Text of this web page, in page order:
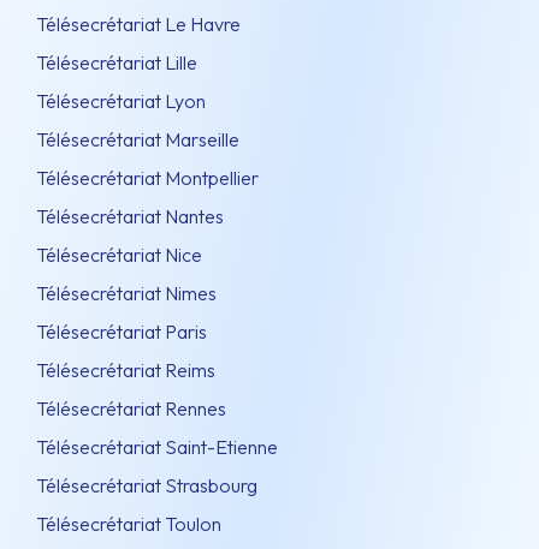
Télésecrétariat Le Havre
Télésecrétariat Lille
Télésecrétariat Lyon
Télésecrétariat Marseille
Télésecrétariat Montpellier
Télésecrétariat Nantes
Télésecrétariat Nice
Télésecrétariat Nimes
Télésecrétariat Paris
Télésecrétariat Reims
Télésecrétariat Rennes
Télésecrétariat Saint-Etienne
Télésecrétariat Strasbourg
Télésecrétariat Toulon